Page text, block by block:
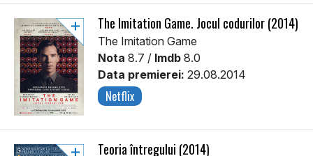
The Imitation Game. Jocul codurilor (2014)
The Imitation Game
Nota 8.7 / Imdb 8.0
Data premierei: 29.08.2014
Netflix
Teoria întregului (2014)